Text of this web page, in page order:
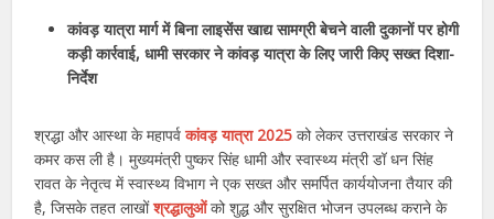
कांवड़ यात्रा मार्ग में बिना लाइसेंस खाद्य सामग्री बेचने वाली दुकानों पर होगी
कड़ी कार्रवाई, धामी सरकार ने कांवड़ यात्रा के लिए जारी किए सख्त दिशा-
निर्देश
श्रद्धा और आस्था के महापर्वकांवड़ यात्रा 2025 को लेकर उत्तराखंड सरकार ने
कमर कस ली है। मुख्यमंत्री पुष्कर सिंह धामी और स्वास्थ्य मंत्री डॉ धन सिंह
रावत के नेतृत्व में स्वास्थ्य विभाग ने एक सख्त और समर्पित कार्ययोजना तैयार की
है, जिसके तहत लाखोंश्रद्धालुओंको शुद्ध और सुरक्षित भोजन उपलब्ध कराने के